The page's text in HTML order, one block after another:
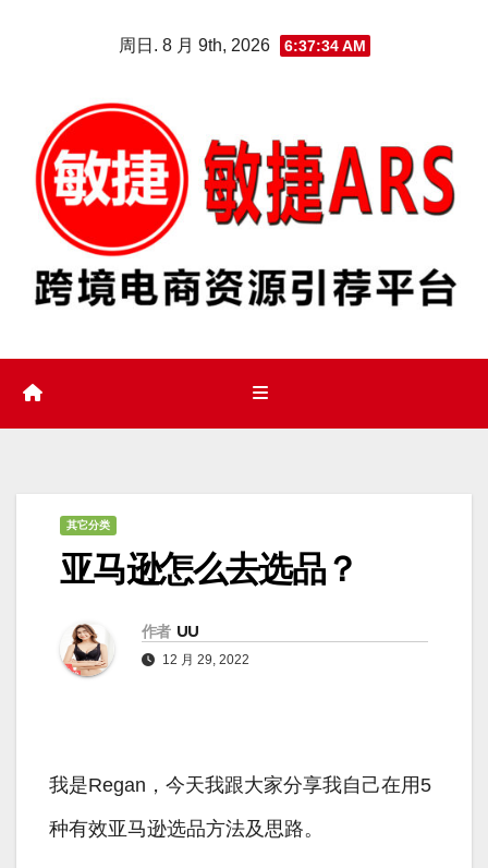
周日. 8 月 9th, 2026 6:37:36 AM
其它分类
亚马逊怎么去选品？
作者 UU
12 月 29, 2022
我是Regan，今天我跟大家分享我自己在用5
种有效亚马逊选品方法及思路。